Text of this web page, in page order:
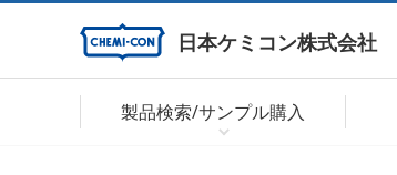
日本ケミコン株式会社
製品検索/サンプル購入